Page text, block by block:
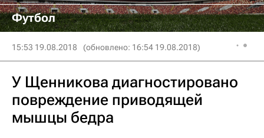
Футбол
15:53 19.08.2018 (обновлено: 16:54 19.08.2018)
У Щенникова диагностировано
повреждение приводящей
мышцы бедра